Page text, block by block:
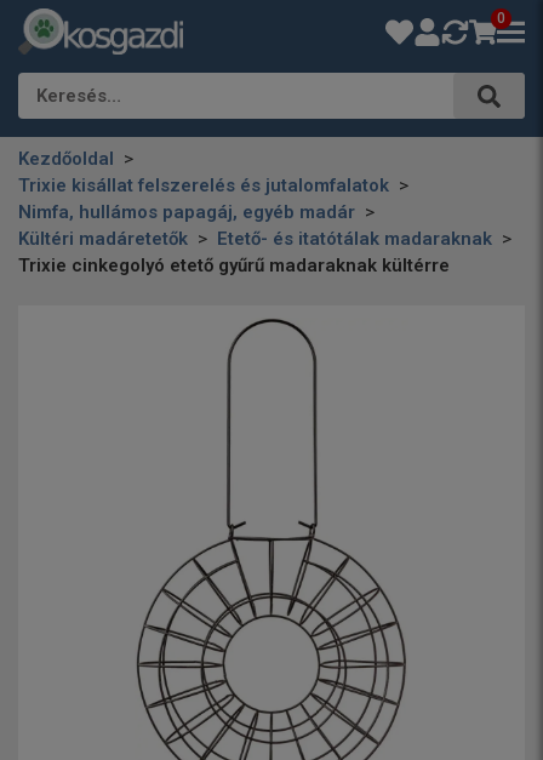
0
Keresés…
Kezdőoldal
Trixie kisállat felszerelés és jutalomfalatok
Nimfa, hullámos papagáj, egyéb madár
Kültéri madáretetők
Etető- és itatótálak madaraknak
Trixie cinkegolyó etető gyűrű madaraknak kültérre